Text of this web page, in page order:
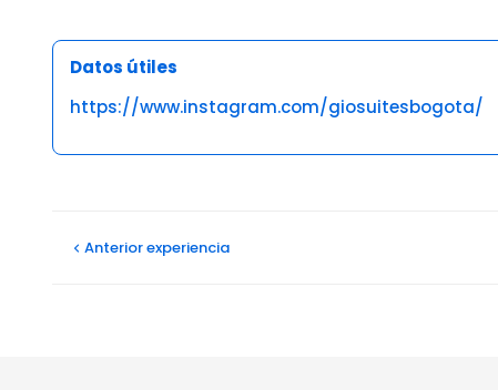
Datos útiles
https://www.instagram.com/giosuitesbogota/
Anteriorexperiencia